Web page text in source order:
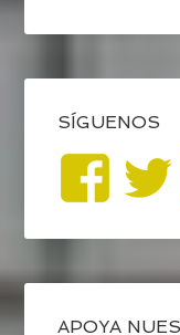
SÍGUENOS
de
APOYA